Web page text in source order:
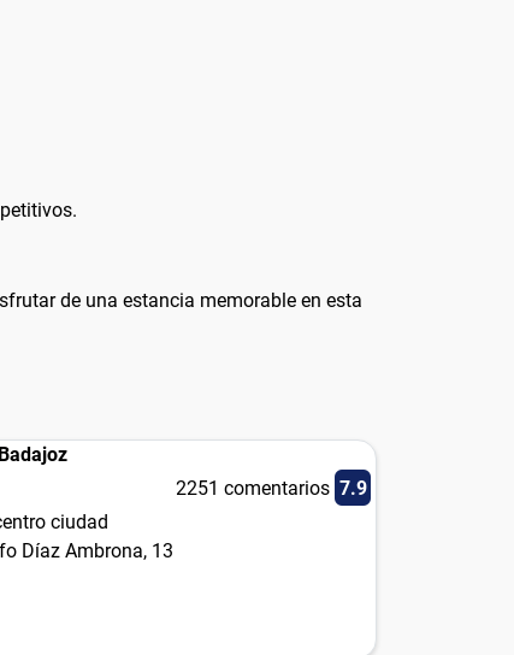
de una estancia memorable en esta
2251 comentarios 7.9
ciudad
Díaz Ambrona, 13